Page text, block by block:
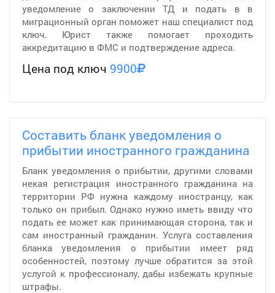
уведомление о заключении ТД и подать в в
миграционный орган поможет наш специалист под
ключ. Юрист также помогает проходить
аккредитацию в ФМС и подтверждение адреса.
Цена под ключ 9900
Составить бланк уведомления о
прибытии иностранного гражданина
Бланк уведомления о прибытии, другими словами
некая регистрация иностранного гражданина на
территории РФ нужна каждому иностранцу, как
только он прибыл. Однако нужно иметь ввиду что
подать ее может как принимающая сторона, так и
сам иностранный гражданин. Услуга составления
бланка уведомления о прибытии имеет ряд
особенностей, поэтому лучше обратится за этой
услугой к профессионалу, дабы избежать крупные
штрафы.